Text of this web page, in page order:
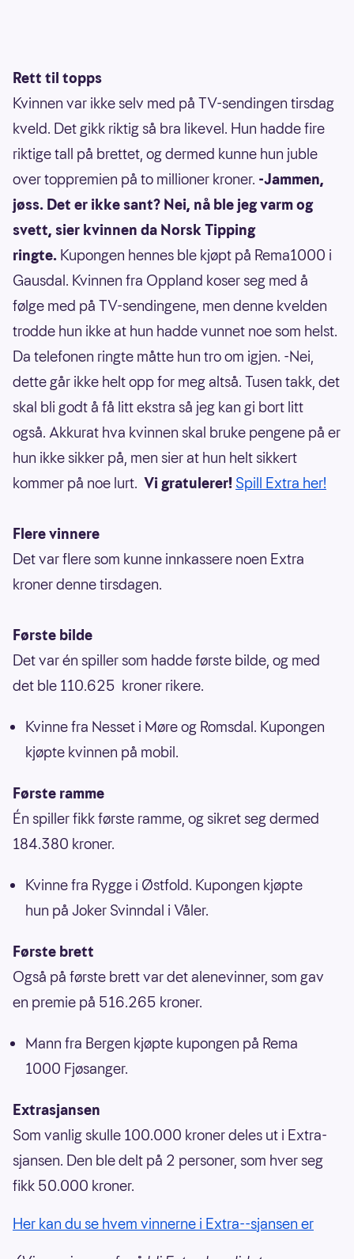
Rett til topps
Kvinnen var ikke selv med på TV-sendingen tirsdag
kveld. Det gikk riktig så bra likevel. Hun hadde fire
riktige tall på brettet, og dermed kunne hun juble
over toppremien på to millioner kroner. -Jammen,
jøss. Det er ikke sant? Nei, nå ble jeg varm og
svett, sier kvinnen da Norsk Tipping
ringte. Kupongen hennes ble kjøpt på Rema1000 i
Gausdal. Kvinnen fra Oppland koser seg med å
følge med på TV-sendingene, men denne kvelden
trodde hun ikke at hun hadde vunnet noe som helst.
Da telefonen ringte måtte hun tro om igjen. -Nei,
dette går ikke helt opp for meg altså. Tusen takk, det
skal bli godt å få litt ekstra så jeg kan gi bort litt
også. Akkurat hva kvinnen skal bruke pengene på er
hun ikke sikker på, men sier at hun helt sikkert
kommer på noe lurt. Vi gratulerer! Spill Extra her!
Flere vinnere
Det var flere som kunne innkassere noen Extra
kroner denne tirsdagen.
Første bilde
Det var én spiller som hadde første bilde, og med
det ble 110.625 kroner rikere.
Kvinne fra Nesset i Møre og Romsdal. Kupongen
kjøpte kvinnen på mobil.
Første ramme
Én spiller fikk første ramme, og sikret seg dermed
184.380 kroner.
Kvinne fra Rygge i Østfold. Kupongen kjøpte
hun på Joker Svinndal i Våler.
Første brett
Også på første brett var det alenevinner, som gav
en premie på 516.265 kroner.
Mann fra Bergen kjøpte kupongen på Rema
1000 Fjøsanger.
Extrasjansen
Som vanlig skulle 100.000 kroner deles ut i Extra-
sjansen. Den ble delt på 2 personer, som hver seg
fikk 50.000 kroner.
Her kan du se hvem vinnerne i Extra--sjansen er